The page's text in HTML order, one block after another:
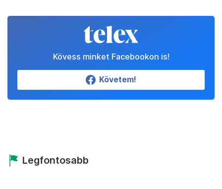
megbízható forrásnak!
Beállítom